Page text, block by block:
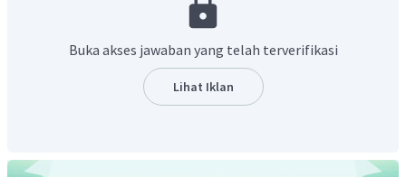
terdidik dengan upah murah. Meskipun kebijakan ini banyak
etis memiliki dampak positif bagi masyarakat pribumi.
Dampak positif tersebut diantaranya:
Terbangunnya saluran irigasi di pertanian dan
Buka akses jawaban yang telah terverifikasi
Lihat Iklan